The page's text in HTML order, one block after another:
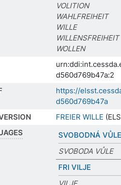
VOLITION
WAHLFREIHEIT
WILLE
WILLENSFREIHEIT
WOLLEN
d560d769b47a:2
https://
d560d769b47a
FREIER WILLE
SVOBODNÁ VŮLE
SVOBODA VŮLE
FRI VILJE